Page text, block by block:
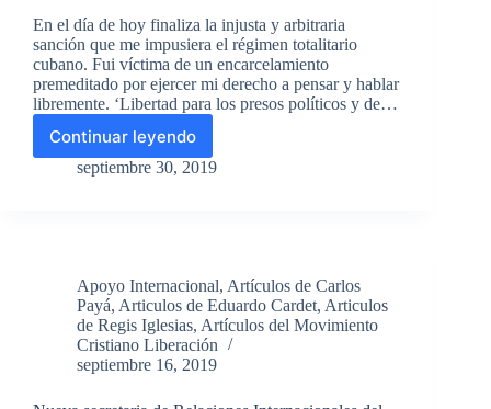
En el día de hoy finaliza la injusta y arbitraria
sanción que me impusiera el régimen totalitario
cubano. Fui víctima de un encarcelamiento
premeditado por ejercer mi derecho a pensar y hablar
libremente. ‘Libertad para los presos políticos y de…
Continuar leyendo
Hoy
finaliza
que
me
impuso
el
régimen
septiembre 30, 2019
Apoyo Internacional, Artículos de Carlos
Payá, Articulos de Eduardo Cardet, Articulos
de Regis Iglesias, Artículos del Movimiento
Cristiano Liberación
septiembre 16, 2019